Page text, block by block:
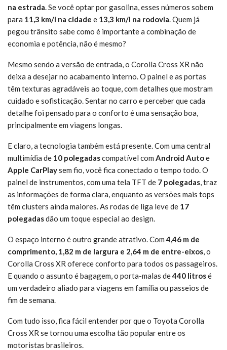
na estrada. Se você optar por gasolina, esses números sobem
para 11,3 km/l na cidade e 13,3 km/l na rodovia. Quem já
pegou trânsito sabe como é importante a combinação de
economia e potência, não é mesmo?
Mesmo sendo a versão de entrada, o Corolla Cross XR não
deixa a desejar no acabamento interno. O painel e as portas
têm texturas agradáveis ao toque, com detalhes que mostram
cuidado e sofisticação. Sentar no carro e perceber que cada
detalhe foi pensado para o conforto é uma sensação boa,
principalmente em viagens longas.
E claro, a tecnologia também está presente. Com uma central
multimídia de 10 polegadascompatível com Android Autoe
Apple CarPlaysem fio, você fica conectado o tempo todo. O
painel de instrumentos, com uma tela TFT de 7 polegadas, traz
as informações de forma clara, enquanto as versões mais tops
têm clusters ainda maiores. As rodas de liga leve de 17
polegadasdão um toque especial ao design.
O espaço interno é outro grande atrativo. Com4,46 m de
comprimento, 1,82 m de largura e 2,64 m de entre-eixos, o
Corolla Cross XR oferece conforto para todos os passageiros.
E quando o assunto é bagagem, o porta-malas de440 litrosé
um verdadeiro aliado para viagens em família ou passeios de
fim de semana.
Com tudo isso, fica fácil entender por que o Toyota Corolla
Cross XR se tornou uma escolha tão popular entre os
motoristas brasileiros.